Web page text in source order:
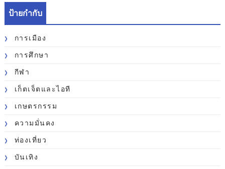
ป้ายกำกับ
การเมือง
การศึกษา
กีฬา
เก็ตเจ็ตและไอที
เกษตรกรรม
ความมั่นคง
ท่องเที่ยว
บันเทิง